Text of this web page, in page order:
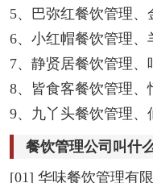
5、巴弥红餐饮管理、
6、小红帽餐饮管理、
7、静贤居餐饮管理、
8、皆食客餐饮管理、
9、九丫头餐饮管理、
餐饮管理公司叫什
[01] 华味餐饮管理有